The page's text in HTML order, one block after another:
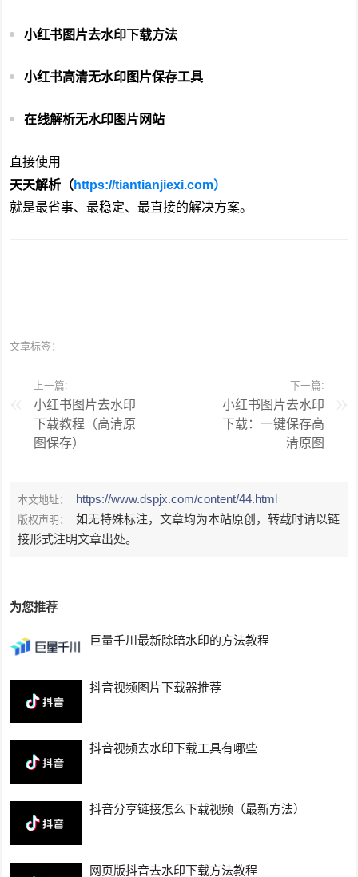
小红书图片去水印下载方法
小红书高清无水印图片保存工具
在线解析无水印图片网站
直接使用
天天解析（ https://tiantianjiexi.com）
就是最省事、最稳定、最直接的解决方案。
文章标签：
上一篇:
小红书图片去水印
下载教程（高清原
图保存）
下一篇:
小红书图片去水印
下载：一键保存高
清原图
本文地址： https://www.dspjx.com/content/44.html
版权声明：
如无特殊标注，文章均为本站原创，转载时请以链
接形式注明文章出处。
为您推荐
巨量千川最新除暗水印的方法教程
抖音视频图片下载器推荐
抖音视频去水印下载工具有哪些
抖音分享链接怎么下载视频（最新方法）
网页版抖音去水印下载方法教程